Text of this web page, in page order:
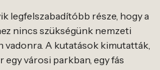
legfelszabadítóbb része, hogy a
nincs szükségünk nemzeti
A kutatások kimutatták,
egy városi parkban, egy fás